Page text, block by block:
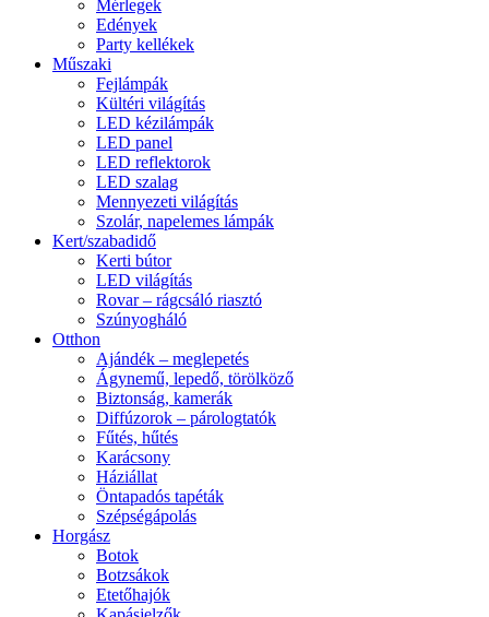
Mérlegek
Edények
Party kellékek
Műszaki
Fejlámpák
Kültéri világítás
LED kézilámpák
LED panel
LED reflektorok
LED szalag
Mennyezeti világítás
Szolár, napelemes lámpák
Kert/szabadidő
Kerti bútor
LED világítás
Rovar – rágcsáló riasztó
Szúnyogháló
Otthon
Ajándék – meglepetés
Ágynemű, lepedő, törölköző
Biztonság, kamerák
Diffúzorok – párologtatók
Fűtés, hűtés
Karácsony
Háziállat
Öntapadós tapéták
Szépségápolás
Horgász
Botok
Botzsákok
Etetőhajók